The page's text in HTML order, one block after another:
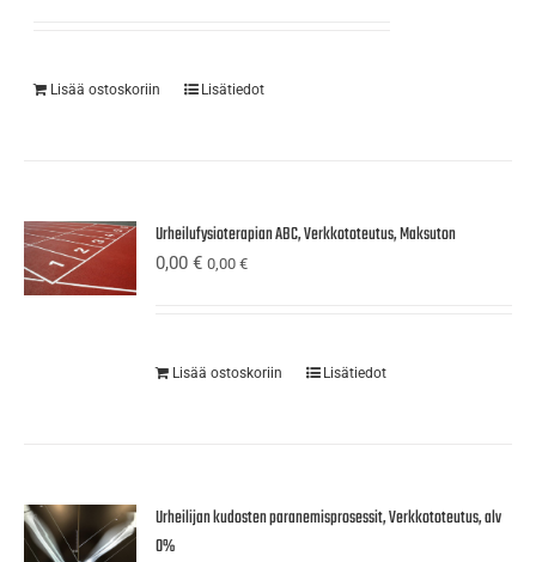
Lisää ostoskoriin Lisätiedot
Urheilufysioterapian ABC, Verkkototeutus, Maksuton
0,00€ 0,00€
Lisää ostoskoriin Lisätiedot
Urheilijan kudosten paranemisprosessit, Verkkototeutus, alv
0%